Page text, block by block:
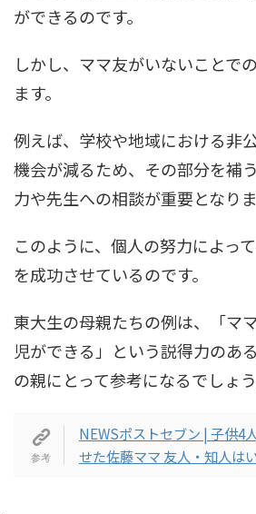
ができるのです。
しかし、ママ友がいないことで
ます。
例えば、学校や地域における非
機会が減るため、その部分を補
力や先生への相談が重要となりま
このように、個人の努力によっ
を成功させているのです。
東大生の母親たちの例は、「マ
児ができる」という説得力のあ
の親にとって参考になるでしょう
NEWSポストセブン | 子供4
せた佐藤ママ 友人・知人は